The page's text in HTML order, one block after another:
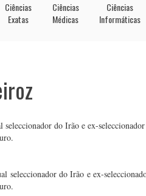
Ciências
Exatas
Ciências
Médicas
Ciências
Informáticas
seleccionador do Irão e ex-
seleccionador do Irão e ex-